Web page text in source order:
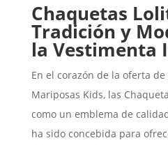
Chaquetas
Tradición y
la Vestimenta
En el corazón de la oferta
Mariposas Kids, las
como un emblema de
ha sido concebida para